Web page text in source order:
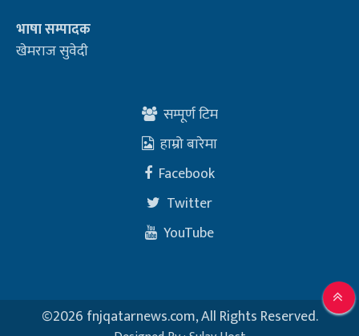
भाषा सम्पादक
खेमराज सुवेदी
सम्पूर्ण टिम
हाम्रो बारेमा
Facebook
Twitter
YouTube
©2026 fnjqatarnews.com, All Rights Reserved.